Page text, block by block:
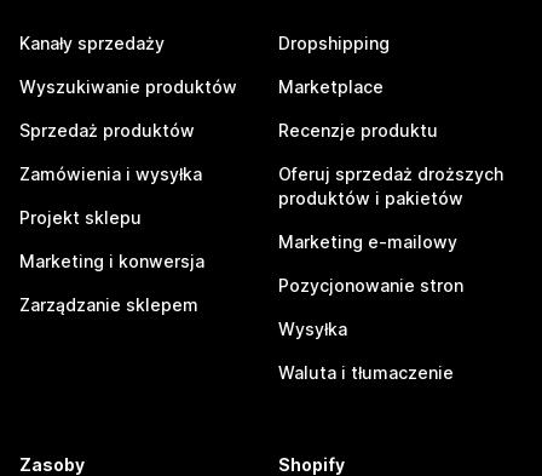
Kanały sprzedaży
Wyszukiwanie produktów
Sprzedaż produktów
Zamówienia i wysyłka
Projekt sklepu
Marketing i konwersja
Zarządzanie sklepem
Dropshipping
Marketplace
Recenzje produktu
Oferuj sprzedaż droższych
produktów i pakietów
Marketing e-mailowy
Pozycjonowanie stron
Wysyłka
Waluta i tłumaczenie
Zasoby Shopify